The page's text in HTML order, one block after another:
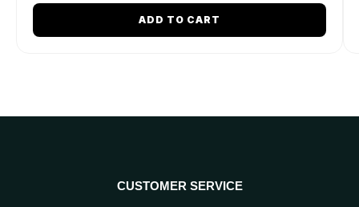
ADD TO CART
CUSTOMER SERVICE